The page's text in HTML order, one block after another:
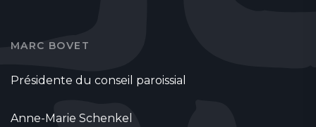
MARC BOVET
Présidente du conseil paroissial
Anne-Marie Schenkel